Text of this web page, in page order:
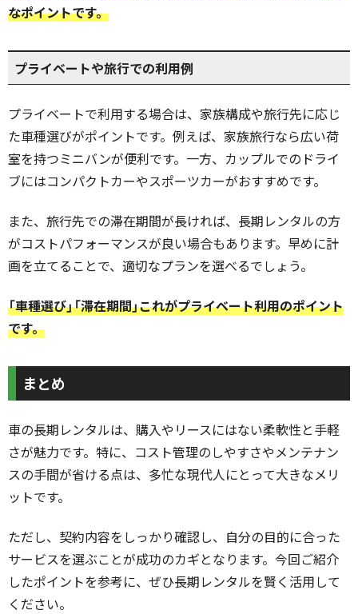
なポイントです。
プライベートや旅行での利用例
プライベートで利用する場合は、家族構成や旅行先に応じ
た車種選びがポイントです。例えば、家族旅行なら広い荷
室を持つミニバンが便利です。一方、カップルでのドライ
ブにはコンパクトカーやスポーツカーがおすすめです。
また、旅行先での滞在期間が長ければ、長期レンタルの方
がコストパフォーマンスが良い場合もあります。早めに計
画を立てることで、適切なプランを選べるでしょう。
「車種選び」「滞在期間」これがプライベート利用のポイント
です。
まとめ
車の長期レンタルは、購入やリースにはない柔軟性と手軽
さが魅力です。特に、コスト管理のしやすさやメンテナン
スの手間が省ける点は、多忙な現代人にとって大きなメリ
ットです。
ただし、契約内容をしっかり確認し、自分の目的に合った
サービスを選ぶことが成功のカギとなります。今回ご紹介
したポイントを参考に、ぜひ長期レンタルを賢く活用して
ください。